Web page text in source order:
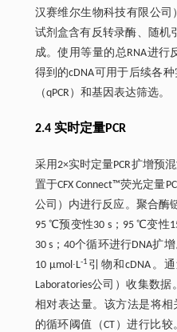
汉赛维尔生物科技有限公司
试剂盒含有反转录酶、随机
成。使用等量的总RNA进行
得到的cDNA可用于后续各
（qPCR）和基因表达筛选。
2.4 实时定量PCR
采用2×实时定量PCR扩增预
置于CFX Connect™荧光定量
公司）内进行反应。聚合酶
95 ℃预变性30 s；95 ℃变性
30 s；40个循环进行DNA扩
10 μmol∙L-1 引物和cDNA。通
Laboratories公司）收集数
相对表达量。该方法是将相
的循环阈值（CT）进行比